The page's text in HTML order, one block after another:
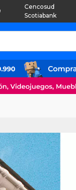
Cencosud
Scotiabank